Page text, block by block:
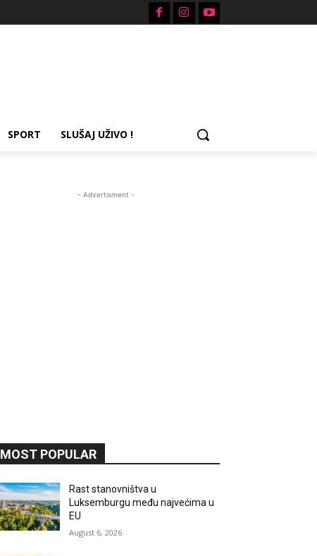
SPORT SLUŠAJ UŽIVO !
- Advertisment -
MOST POPULAR
Rast stanovništva u
Luksemburgu među najvećima u
EU
August 6, 2026